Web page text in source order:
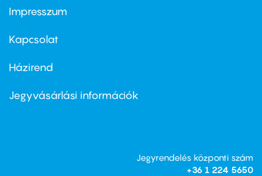
Footer
first
Impresszum
Kapcsolat
Footer
second
Házirend
Jegyvásárlási információk
Jegyrendelés központi szám
+36 1 224 5650